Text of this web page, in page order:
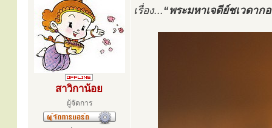
สาวิกาน้อย
ผู้จัดการ
เรื่อง...“พระมหาเจดีย์ชเวดาก